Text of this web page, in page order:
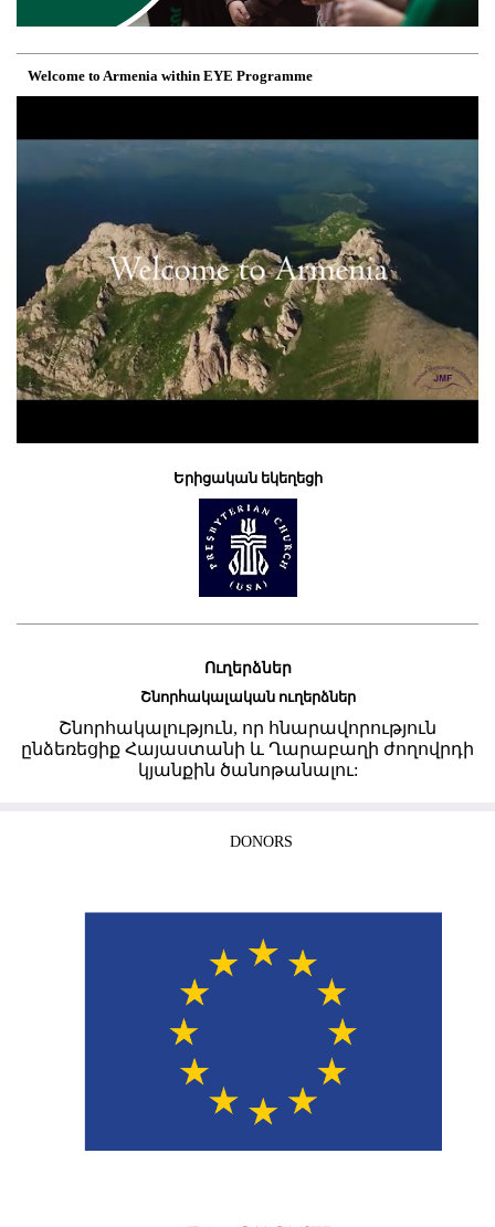
Welcome to Armenia within EYE Programme
Երիցական եկեղեցի
Ուղերձներ
Շնորհակալական ուղերձներ
Շնորհակալություն, որ հնարավորություն
ընձեռեցիք Հայաստանի և Ղարաբաղի ժողովրդի
կյանքին ծանոթանալու:
DONORS